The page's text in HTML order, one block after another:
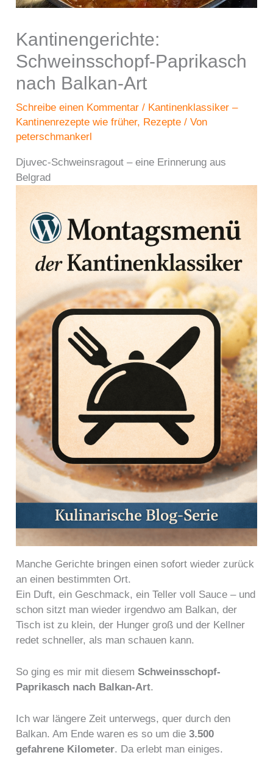
Kantinengerichte:
Schweinsschopf-Paprikasch
nach Balkan-Art
Schreibe einen Kommentar / Kantinenklassiker –
Kantinenrezepte wie früher, Rezepte / Von
peterschmankerl
Djuvec-Schweinsragout – eine Erinnerung aus
Belgrad
Manche Gerichte bringen einen sofort wieder zurück
an einen bestimmten Ort.
Ein Duft, ein Geschmack, ein Teller voll Sauce – und
schon sitzt man wieder irgendwo am Balkan, der
Tisch ist zu klein, der Hunger groß und der Kellner
redet schneller, als man schauen kann.
So ging es mir mit diesemSchweinsschopf-
Paprikasch nach Balkan-Art.
Ich war längere Zeit unterwegs, quer durch den
Balkan. Am Ende waren es so um die3.500
gefahrene Kilometer. Da erlebt man einiges.